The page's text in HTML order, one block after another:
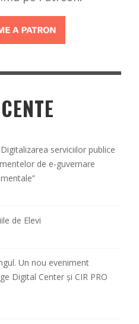
serviciilor publice
de e-guvernare
de Elevi
Un nou eveniment
Digital Center și CIR PRO